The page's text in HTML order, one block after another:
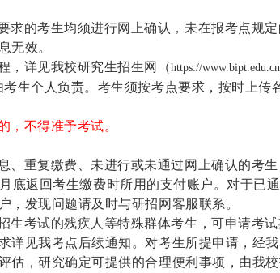
求的考生均须进行网上确认，未在报考点规
无效。
，详见我校研究生招生网
（https://
生个人负责。考生须按考点要求，按时上传
，不得准予考试。
、重复缴费、未进行或未通过网上确认的考
月底返回考生缴费时所用的支付账户。对于已
，发现问题请及时与研招网客服联系。
生考试的残疾人等特殊群体考生，可申请考
详见我考点后续通知。对考生所提申请，经
估，研究确定可提供的合理便利事项，由我校